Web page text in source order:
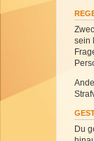
sein
Du